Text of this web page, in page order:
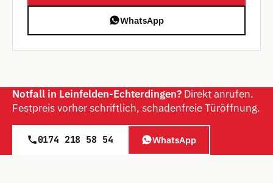
WhatsApp
Notfall in Leinfelden-Echterdingen? Direkt anrufen.
Festpreis vorher schriftlich, schadenfreie Türöffnung.
0174 218 58 54 WhatsApp